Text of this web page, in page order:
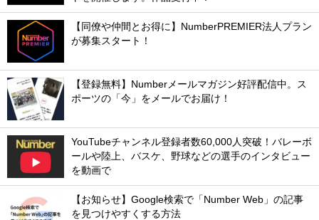
【同僚や仲間とお得に】NumberPREMIER法人プラン
が募集スタート！
【登録無料】Numberメールマガジン好評配信中。ス
ポーツの「今」をメールでお届け！
YouTubeチャンネル登録者数60,000人突破！バレーボ
ールや陸上、バスケ、野球などの選手のインタビュー
を動画で
【お知らせ】Google検索で「Number Web」の記事
を見つけやすくする方法